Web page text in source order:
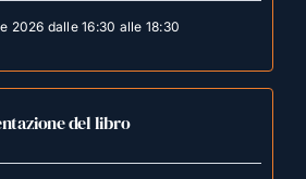
2026 dalle 16:30 alle 18:30
del libro